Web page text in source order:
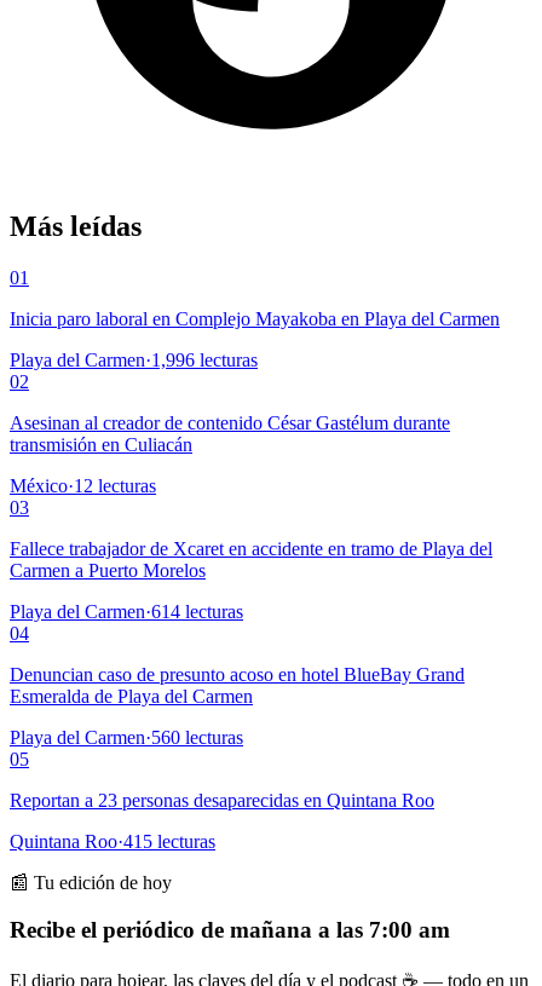
Más leídas
01
Inicia paro laboral en Complejo Mayakoba en Playa del Carmen
Playa del Carmen·1,996 lecturas
02
Asesinan al creador de contenido César Gastélum durante
transmisión en Culiacán
México·12 lecturas
03
Fallece trabajador de Xcaret en accidente en tramo de Playa del
Carmen a Puerto Morelos
Playa del Carmen·614 lecturas
04
Denuncian caso de presunto acoso en hotel BlueBay Grand
Esmeralda de Playa del Carmen
Playa del Carmen·560 lecturas
05
Reportan a 23 personas desaparecidas en Quintana Roo
Quintana Roo·415 lecturas
📰 Tu edición de hoy
Recibe el periódico de mañana a las 7:00 am
El diario para hojear, las claves del día y el podcast ☕ — todo en un